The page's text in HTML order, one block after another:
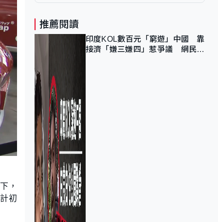
，
初
推薦閱讀
印度KOL數百元「窮遊」中國 靠
接濟「嫌三嫌四」惹爭議 網民：